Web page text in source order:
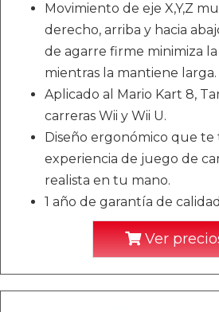
Movimiento de eje X,Y,Z
derecho, arriba y hacia
de agarre firme minimiza
mientras la mantiene larga.
Aplicado al Mario Kart 8,
carreras Wii y Wii U.
Diseño ergonómico que te
experiencia de juego de
realista en tu mano.
1 año de garantía de
Ver